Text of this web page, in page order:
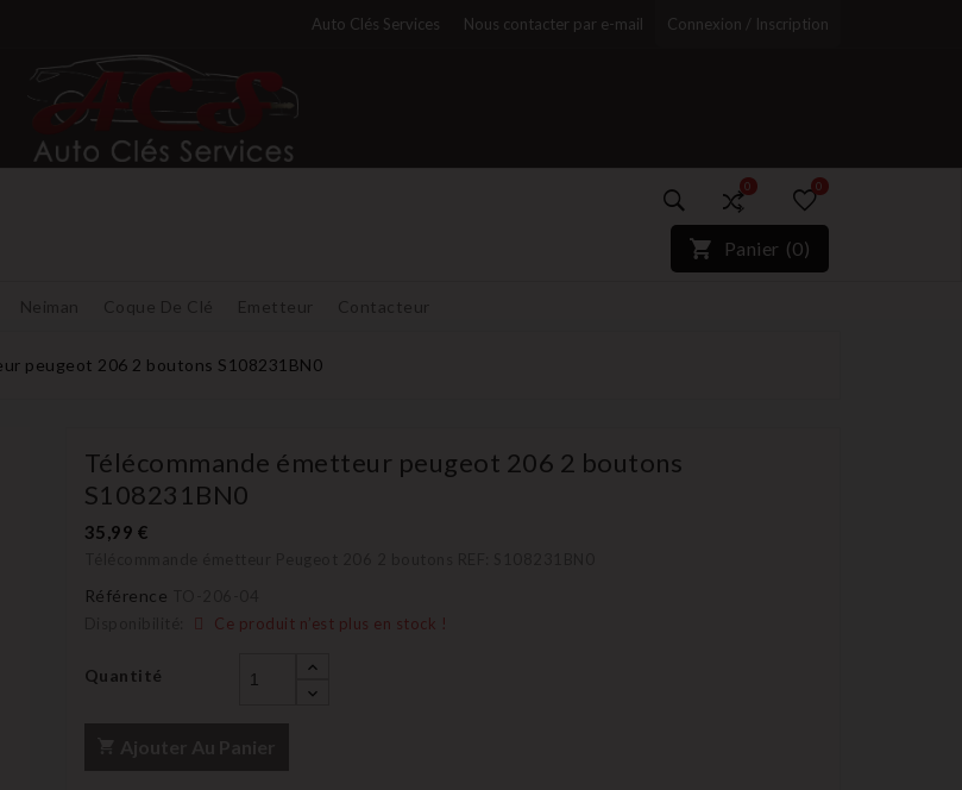
Auto Clés Services Nous contacter par e-mail Connexion / Inscription
0
)*}
0
Panier (0)
Neiman Coque De Clé Emetteur Contacteur
peugeot 206 2 boutons S108231BN0
Télécommande émetteur peugeot 206 2 boutons
S108231BN0
35,99 €
Référence
Ce produit n’est plus en stock !
Quantité